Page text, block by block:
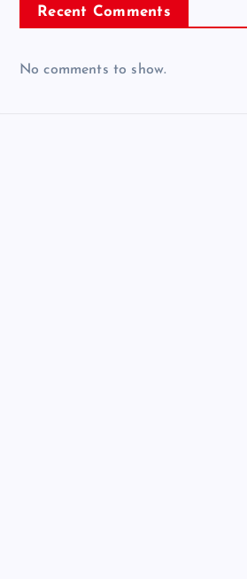
Recent Comments
No comments to show.